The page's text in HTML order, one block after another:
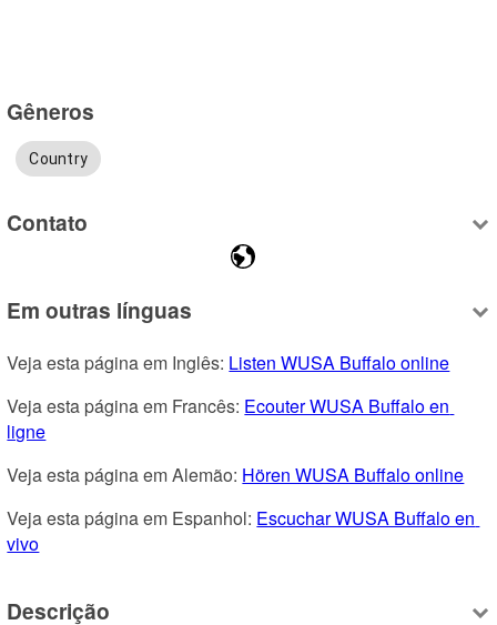
Gêneros
Country
Contato
Em outras línguas
Veja esta página em Inglês: Listen WUSA Buffalo online
Veja esta página em Francês: Ecouter WUSA Buffalo en
ligne
Veja esta página em Alemão: Hören WUSA Buffalo online
Veja esta página em Espanhol: Escuchar WUSA Buffalo en
vivo
Descrição